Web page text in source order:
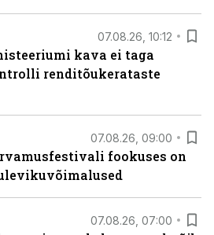
07.08.26, 10:12
kava ei taga
renditõukerataste
07.08.26, 09:00
fookuses on
07.08.26, 07:00